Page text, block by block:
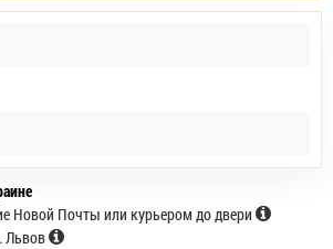
Новой Почты или курьером до двери
Львов